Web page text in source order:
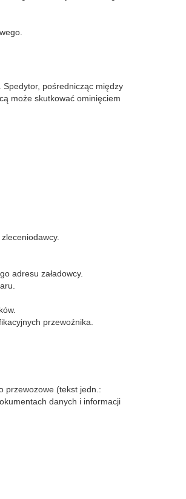
Spedytor, pośrednicząc między
może skutkować ominięciem
adresu załadowcy.
przewoźnika.
przewozowe (tekst jedn.:
danych i informacji